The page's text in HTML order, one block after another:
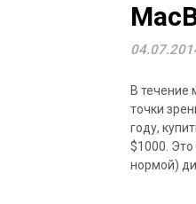
В течение
точки
году,
$1000.
нормой)